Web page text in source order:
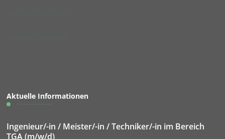
Aktuelle Informationen
Ingenieur/-in / Meister/-in / Techniker/-in im Bereich
TGA (m/w/d)